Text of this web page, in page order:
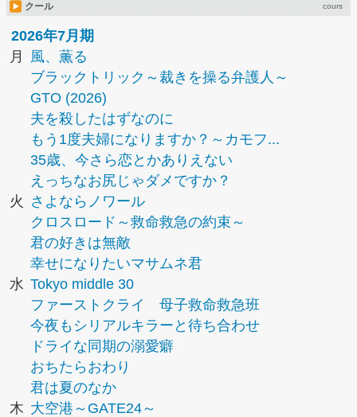
クール cours
2026年7月期
月
風、薫る
ブラックトリック～裁きを操る弁護人～
GTO (2026)
夫を殺したはずなのに
もう1度夫婦になりますか？～カモフ...
35歳、今さら恋とかありえない
えっちなお尻じゃダメですか？
火
さよならノワール
クロスロード～救命救急の約束～
君の好きは無敵
幸せになりたいマサムネ君
水 Tokyo middle 30
ファーストクライ 母子救命救急班
今夜もシリアルキラーと待ち合わせ
ドライな同期の溺愛癖
おちたらおわり
君は夏のなか
木 大空港～GATE24～